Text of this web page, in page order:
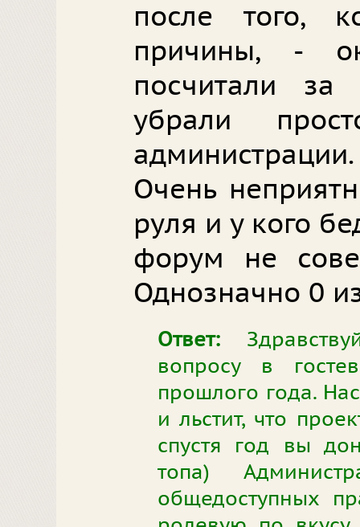
после того,
причины, -
посчитали за
убрали
Очень
руля и у кого
форум не
Однозначно 0
Ответ:
вопросу в
прошлого года.
и льстит, что
спустя год вы
топа)
общедоступных